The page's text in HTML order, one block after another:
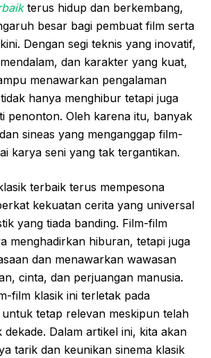
terus hidup dan berkembang,
besar bagi pembuat film serta
Dengan segi teknis yang inovatif,
dan karakter yang kuat,
menawarkan pengalaman
hanya menghibur tetapi juga
penonton. Oleh karena itu, banyak
sineas yang menganggap film-
karya seni yang tak tergantikan.
terbaik terus mempesona
kekuatan cerita yang universal
yang tiada banding. Film-film
menghadirkan hiburan, tetapi juga
dan menawarkan wawasan
cinta, dan perjuangan manusia.
film klasik ini terletak pada
tetap relevan meskipun telah
dekade. Dalam artikel ini, kita akan
tarik dan keunikan sinema klasik